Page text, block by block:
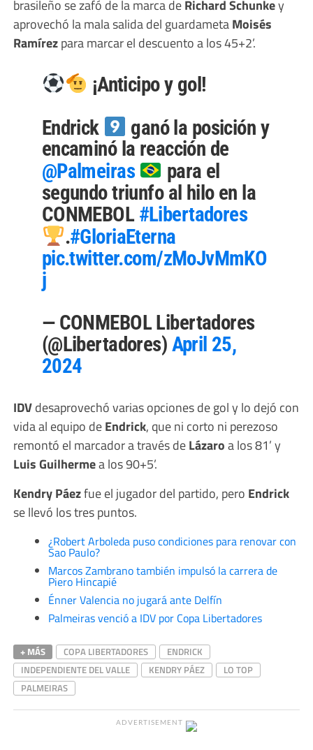
brasileño se zafó de la marca deRichard Schunkey
aprovechó la mala salida del guardametaMoisés
Ramírezpara marcar el descuento a los 45+2’.
¡Anticipo y gol!
Endrick
ganó la posición y
encaminó la reacción de
@Palmeiras
para el
segundo triunfo al hilo en la
CONMEBOL #Libertadores
.#GloriaEterna
pic.twitter.com/zMoJvMmKO
j
— CONMEBOL Libertadores
(@Libertadores) April 25,
2024
IDVdesaprovechó varias opciones de gol y lo dejó con
vida al equipo deEndrick, que ni corto ni perezoso
remontó el marcador a través deLázaroa los 81’ y
LuisGuilhermea los 90+5’.
Kendry Páezfue el jugador del partido, pero Endrick
se llevó los tres puntos.
¿Robert Arboleda puso condiciones para renovar con
Sao Paulo?
Marcos Zambrano también impulsó la carrera de
Piero Hincapié
Énner Valencia no jugará ante Delfín
Palmeiras venció a IDV por Copa Libertadores
+ MÁS COPA LIBERTADORES
ENDRICK
INDEPENDIENTE DEL VALLE
KENDRY PÁEZ
LO TOP
PALMEIRAS
ADVERTISEMENT